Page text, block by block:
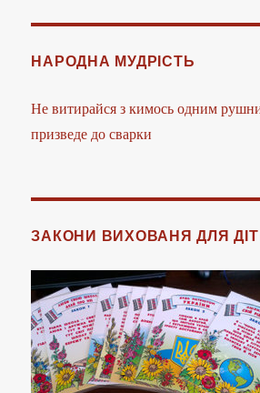
НАРОДНА МУДРІСТЬ
Не витирайся з кимось одним
призведе до сварки
ЗАКОНИ ВИХОВАНЯ ДЛЯ